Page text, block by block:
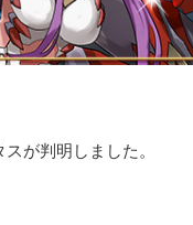
が判明しました。